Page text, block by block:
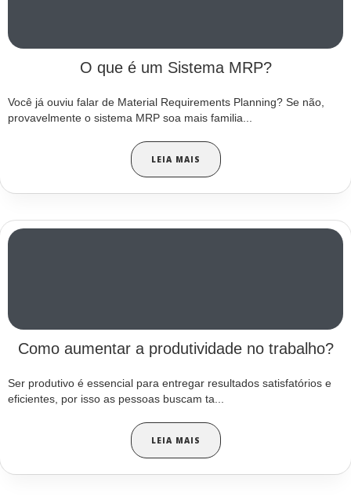
O que é um Sistema MRP?
Você já ouviu falar de Material Requirements Planning? Se não,
provavelmente o sistema MRP soa mais familia...
LEIA MAIS
Como aumentar a produtividade no trabalho?
Ser produtivo é essencial para entregar resultados satisfatórios e
eficientes, por isso as pessoas buscam ta...
LEIA MAIS